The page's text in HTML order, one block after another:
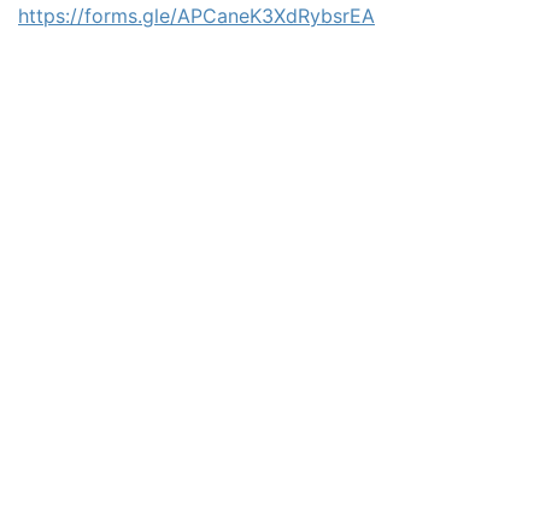
https://forms.gle/APCaneK3XdRybsrEA